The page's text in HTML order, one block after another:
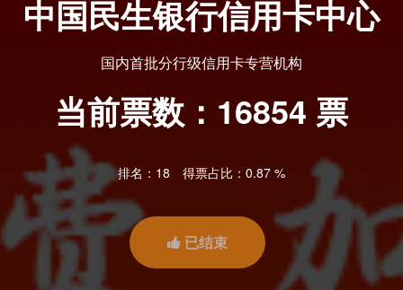
中国民生银行信用卡中心
国内首批分行级信用卡专营机构
当前票数： 16854 票
排名：18 得票占比：0.87 %
已结束